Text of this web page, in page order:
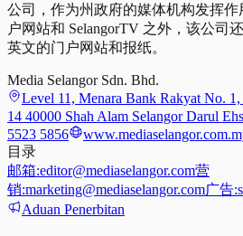
公司，作为州政府的媒体机构发挥作
户网站和 SelangorTV 之外，该公司
英文的门户网站和报纸。
Media Selangor Sdn. Bhd.
Level 11, Menara Bank Rakyat No. 1,
14 40000 Shah Alam Selangor Darul
5523 5856
目录
邮箱:editor@mediaselangor.com营
销:marketing@mediaselangor.com广告:
Aduan Penerbitan